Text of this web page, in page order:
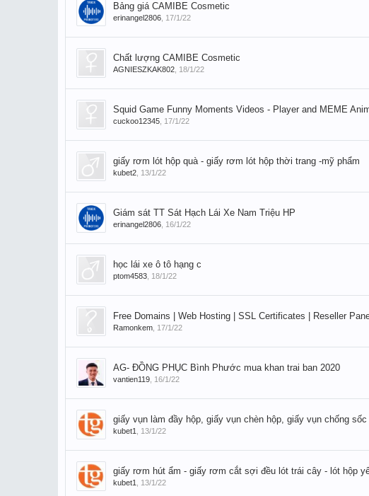
Bảng giá CAMIBE Cosmetic
erinangel2806 17/1/22
Chất lượng CAMIBE Cosmetic
AGNIESZKAK802 18/1/22
Squid Game Funny Moments Videos - Player and MEME
cuckoo12345 17/1/22
giấy rơm lót hộp quà - giấy rơm lót hộp thời trang -mỹ phẩm
kubet2 13/1/22
Giám sát TT Sát Hạch Lái Xe Nam Triệu HP
erinangel2806 16/1/22
học lái xe ô tô hạng c
ptom4583 18/1/22
Free Domains | Web Hosting | SSL Certificates | Reseller
Ramonkem 17/1/22
AG- ĐỒNG PHỤC Bình Phước mua khan trai ban 2020
vantien119 16/1/22
giấy vụn làm đầy hộp, giấy vụn chèn hộp, giấy vụn chống sốc
kubet1 13/1/22
giấy rơm hút ẩm - giấy rơm cắt sợi đều lót trái cây - lót hộp
kubet1 13/1/22